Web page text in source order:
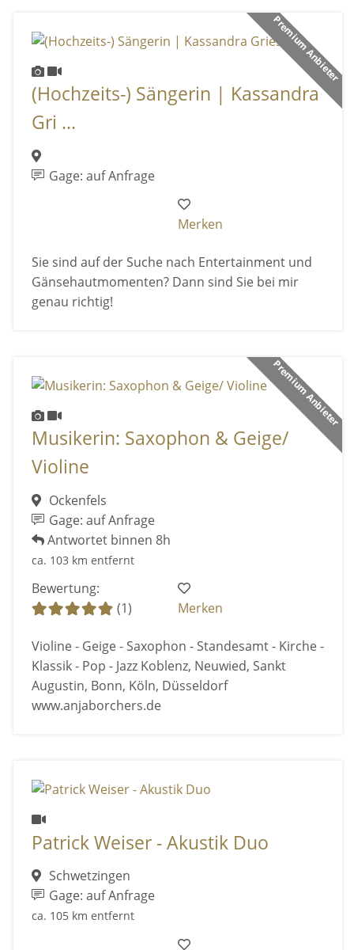
Premium Anbieter
(Hochzeits-) Sängerin | Kassandra
Gri ...
Gage: auf Anfrage
Merken
Sie sind auf der Suche nach Entertainment und
Gänsehautmomenten? Dann sind Sie bei mir
genau richtig!
Premium Anbieter
Musikerin: Saxophon & Geige/
Violine
Ockenfels
Gage: auf Anfrage
Antwortet binnen 8h
ca. 103 km entfernt
Bewertung:
(1)
Merken
Violine - Geige - Saxophon - Standesamt - Kirche -
Klassik - Pop - Jazz Koblenz, Neuwied, Sankt
Augustin, Bonn, Köln, Düsseldorf
www.anjaborchers.de
Patrick Weiser - Akustik Duo
Schwetzingen
Gage: auf Anfrage
ca. 105 km entfernt